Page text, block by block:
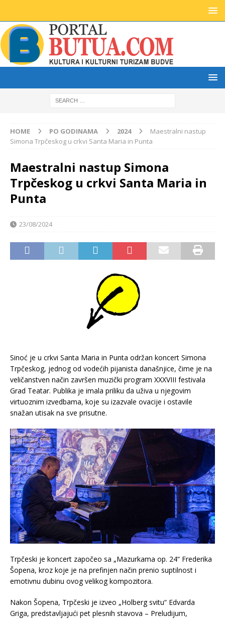
HOME PO GODINAMA 2024
Maestralni nastup
Simona Trpčeskog u crkvi Santa Maria in Punta
Maestralni nastup Simona
Trpčeskog u crkvi Santa Maria in
Punta
23/08/2024
Sinoć je u crkvi Santa Maria in Punta održan koncert Simona
Trpčeskog, jednog od vodećih pijanista današnjice, čime je na
veličanstven način završen muzički program XXXVIII festivala
Grad Teatar. Publika je imala priliku da uživa u njegovim
virtuoznim izvedbama, koje su izazvale ovacije i ostavile
snažan utisak na sve prisutne.
Trpčeski je koncert započeo sa „Mazurkama op. 24“ Frederika
Šopena, kroz koje je na prefinjen način prenio suptilnost i
emotivnu dubinu ovog velikog kompozitora.
Nakon Šopena, Trpčeski je izveo „Holberg svitu“ Edvarda
Griga, predstavljajući pet plesnih stavova – Preludijum,